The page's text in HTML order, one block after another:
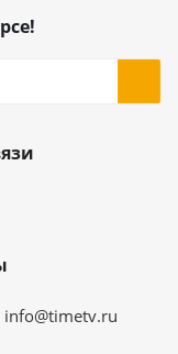
info@timetv.ru